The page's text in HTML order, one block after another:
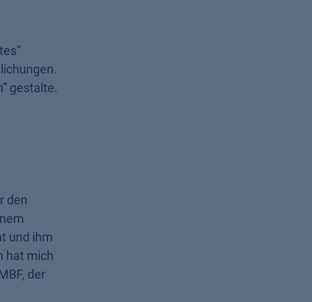
gestalte.
den
und ihm
hat mich
der